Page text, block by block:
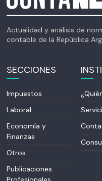
Actualidad y análisis de
contable de la República
SECCIONES
Impuestos
Laboral
Economía y
Finanzas
Otros
Publicaciones